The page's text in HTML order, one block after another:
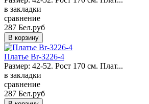
в закладки
сравнение
287 Бел.руб
Платье Br-3226-4
Размер: 42-52. Рост 170 см. Плат...
в закладки
сравнение
287 Бел.руб